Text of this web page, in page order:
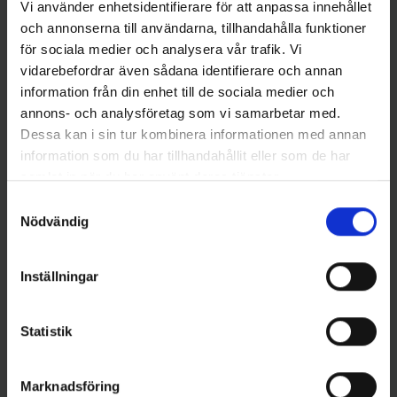
Vi använder enhetsidentifierare för att anpassa innehållet
och annonserna till användarna, tillhandahålla funktioner
för sociala medier och analysera vår trafik. Vi
vidarebefordrar även sådana identifierare och annan
information från din enhet till de sociala medier och
annons- och analysföretag som vi samarbetar med.
Dessa kan i sin tur kombinera informationen med annan
information som du har tillhandahållit eller som de har
samlat in när du har använt deras tjänster.
Nödvändig
Inställningar
Statistik
Marknadsföring
Andra gillade även
(Gulrosa) 500g 10/0